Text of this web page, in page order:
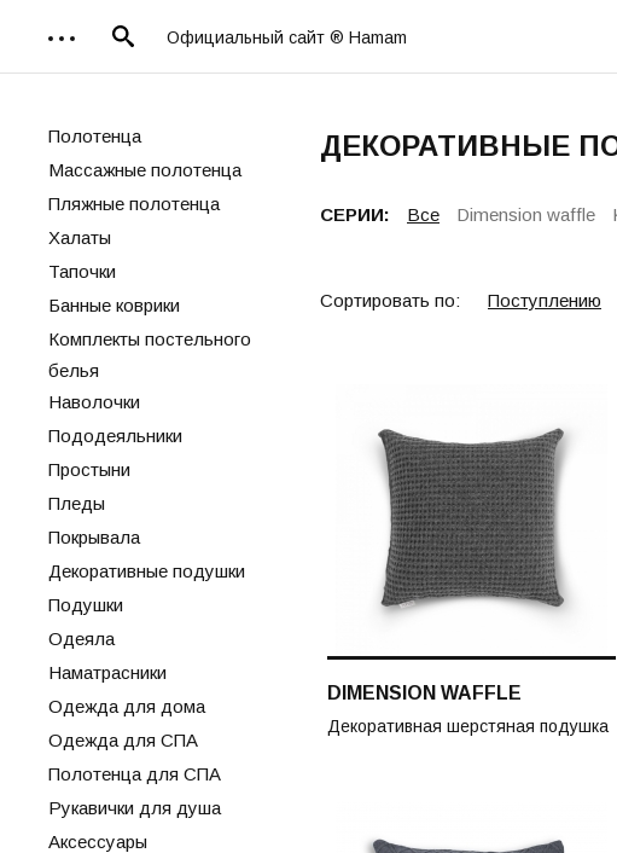
Официальный сайт ® Hamam
Полотенца
Массажные полотенца
Пляжные полотенца
Халаты
Тапочки
Банные коврики
Комплекты постельного
белья
Наволочки
Пододеяльники
Простыни
Пледы
Покрывала
Декоративные подушки
Подушки
Одеяла
Наматрасники
Одежда для дома
Одежда для СПА
Полотенца для СПА
Рукавички для душа
Аксессуары
ДЕКОРАТИВНЫЕ
СЕРИИ: Все Dimension waffle
Сортировать по: Поступлению
DIMENSION WAFFLE
Декоративная шерстяная подушка